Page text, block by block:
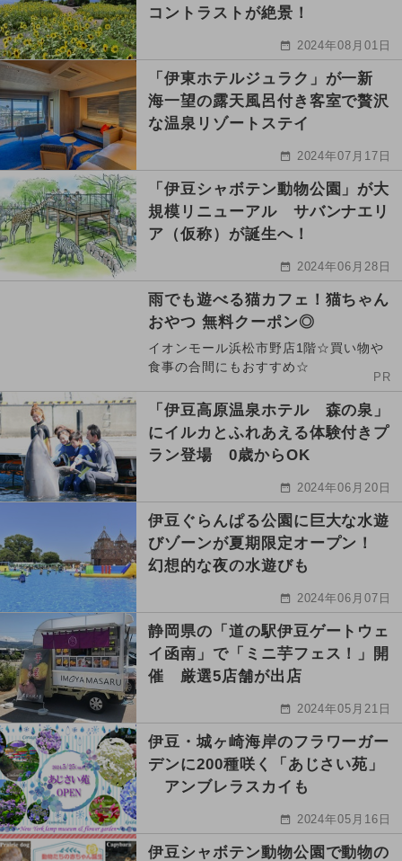
コントラストが絶景！
2024年08月01日
「伊東ホテルジュラク」が一新
海一望の露天風呂付き客室で贅沢
な温泉リゾートステイ
2024年07月17日
「伊豆シャボテン動物公園」が大
規模リニューアル サバンナエリ
ア（仮称）が誕生へ！
2024年06月28日
雨でも遊べる猫カフェ！猫ちゃん
おやつ 無料クーポン◎
イオンモール浜松市野店1階☆買い物や
食事の合間にもおすすめ☆
PR
「伊豆高原温泉ホテル 森の泉」
にイルカとふれあえる体験付きプ
ラン登場 0歳からOK
2024年06月20日
伊豆ぐらんぱる公園に巨大な水遊
びゾーンが夏期限定オープン！
幻想的な夜の水遊びも
2024年06月07日
静岡県の「道の駅伊豆ゲートウェ
イ函南」で「ミニ芋フェス！」開
催 厳選5店舗が出店
2024年05月21日
伊豆・城ヶ崎海岸のフラワーガー
デンに200種咲く「あじさい苑」
アンブレラスカイも
2024年05月16日
伊豆シャボテン動物公園で動物の